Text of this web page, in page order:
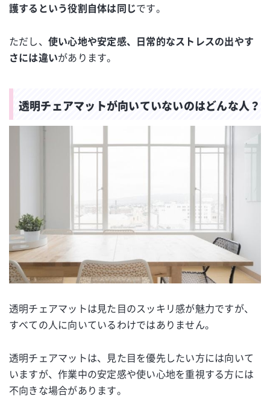
護するという役割自体は同じです。
ただし、 使い心地や安定感、日常的なストレスの出やす
さには違いがあります。
透明チェアマットが向いていないのはどんな人？
透明チェアマットは見た目のスッキリ感が魅力ですが、
すべての人に向いているわけではありません。
透明チェアマットは、見た目を優先したい方には向いて
いますが、作業中の安定感や使い心地を重視する方には
不向きな場合があります。